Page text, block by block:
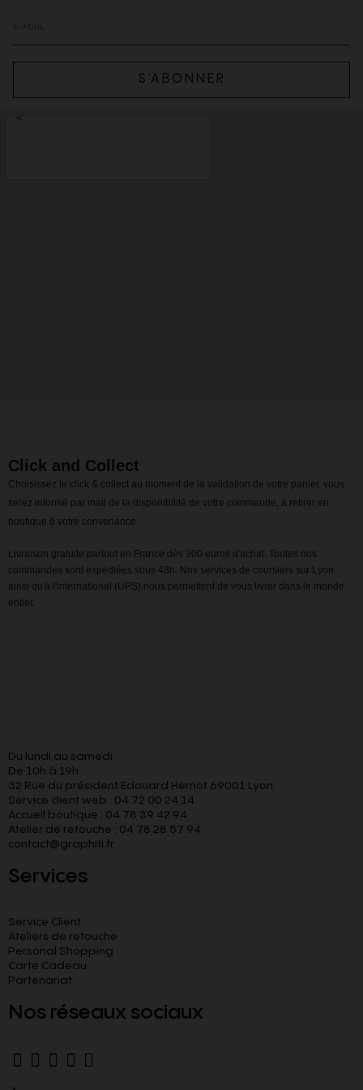
S’ABONNER
Click and Collect
Choisissez le click & collect au moment de la validation de votre panier, vous
serez informé par mail de la disponibilité de votre commande, à retirer en
boutique à votre convenance.
Livraison gratuite partout en France dès 300 euros d'achat. Toutes nos
commandes sont expédiées sous 48h. Nos services de coursiers sur Lyon
ainsi qu'à l'international (UPS) nous permettent de vous livrer dans le monde
entier.
Du lundi au samedi
De 10h à 19h
32 Rue du président Edouard Herriot 69001 Lyon
Service client web : 04 72 00 24 14
Accueil boutique : 04 78 39 42 94
Atelier de retouche : 04 78 28 57 94
contact@graphiti.fr
Services
Service Client
Ateliers de retouche
Personal Shopping
Carte Cadeau
Partenariat
Nos réseaux sociaux